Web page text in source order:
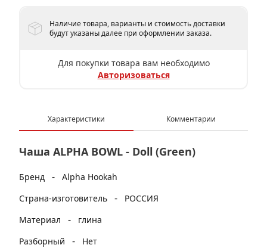
Наличие товара, варианты и стоимость доставки
будут указаны далее при оформлении заказа.
Для покупки товара вам необходимо
Авторизоваться
Характеристики Комментарии
Чаша ALPHA BOWL - Doll (Green)
Бренд - Alpha Hookah
Страна-изготовитель
-
РОССИЯ
Материал
-
глина
Разборный
- Нет